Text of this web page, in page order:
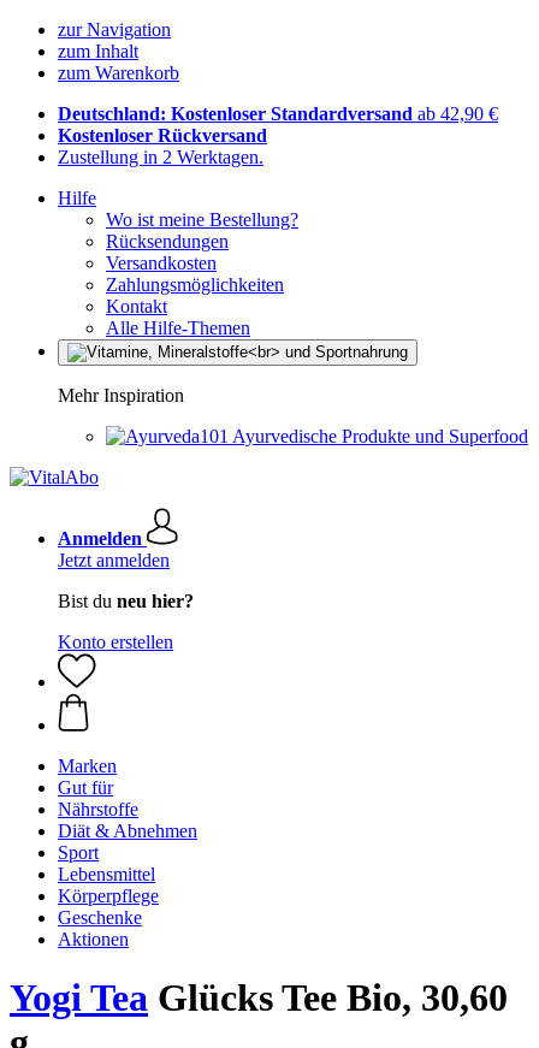
zur Navigation
zum Inhalt
zum Warenkorb
Deutschland: Kostenloser Standardversand ab 42,90 €
Kostenloser Rückversand
Zustellung in 2 Werktagen.
Hilfe
Wo ist meine Bestellung?
Rücksendungen
Versandkosten
Zahlungsmöglichkeiten
Kontakt
Alle Hilfe-Themen
Mehr Inspiration
Ayurvedische Produkte und Superfood
Anmelden
Jetzt anmelden
Bist du neu hier?
Konto erstellen
Marken
Gut für
Nährstoffe
Diät & Abnehmen
Sport
Lebensmittel
Körperpflege
Geschenke
Aktionen
Yogi Tea Glücks Tee Bio, 30,60